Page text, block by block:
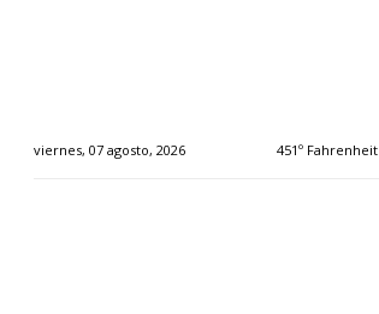
viernes, 07 agosto, 2026 451º Fahrenheit